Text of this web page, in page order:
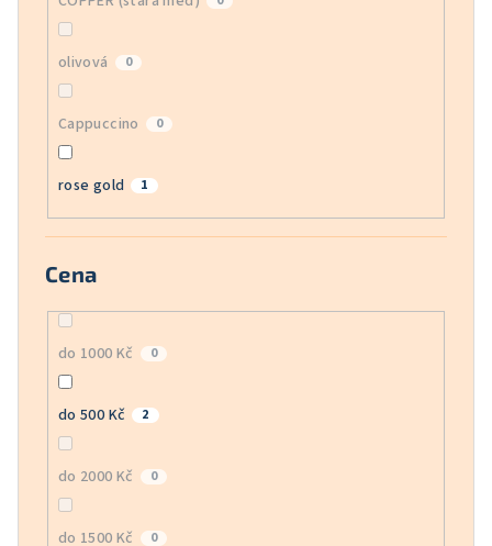
olivová 0
Cappuccino 0
rose gold 1
Cena
do 1000 Kč 0
do 500 Kč 2
do 2000 Kč 0
do 1500 Kč 0